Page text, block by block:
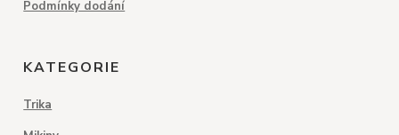
Podmínky dodání
KATEGORIE
Trika